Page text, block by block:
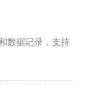
数据记录，支持